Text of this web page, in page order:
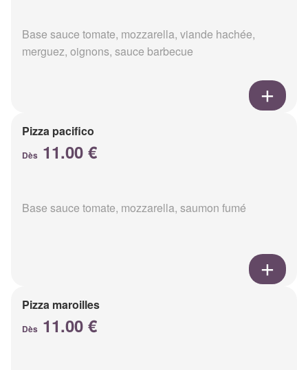
Base sauce tomate, mozzarella, viande hachée,
merguez, oignons, sauce barbecue
Pizza pacifico
Dès 11.00 €
Base sauce tomate, mozzarella, saumon fumé
Pizza maroilles
Dès 11.00 €